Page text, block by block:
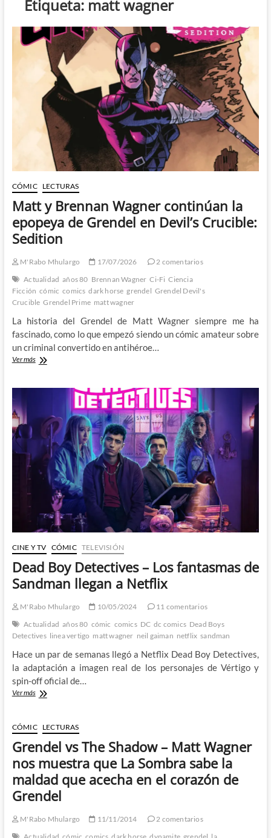
Etiqueta: matt wagner
CÓMIC LECTURAS
Matt y Brennan Wagner continúan la
epopeya de Grendel en Devil’s Crucible:
Sedition
M'Rabo Mhulargo 17/07/2026
2 comentarios
Actualidad años 80 Brennan Wagner Ci-Fi Ciencia
Ficción cómic comics dark horse grendel Grendel Devil's
Crucible Grendel Prime matt wagner
La historia del Grendel de Matt Wagner siempre me ha
fascinado, como lo que empezó siendo un cómic amateur sobre
un criminal convertido en antihéroe…
Ver másMatt
epopeya
Grendel
en
Devil’s
Crucible:
Sedition
CINE Y TV CÓMIC TELEVISIÓN
Dead Boy Detectives – Los fantasmas de
Sandman llegan a Netflix
M'Rabo Mhulargo 10/05/2024
11 comentarios
Actualidad años 80 cómic comics DC dc comics Dead Boys
Detectives linea vertigo matt wagner neil gaiman netflix sandman
Hace un par de semanas llegó a Netflix Dead Boy Detectives,
la adaptación a imagen real de los personajes de Vértigo y
spin-off oficial de…
Ver másDead
–
Los
fantasmas
Sandman
llegan
Netflix
CÓMIC LECTURAS
Grendel vs The Shadow – Matt Wagner
nos muestra que La Sombra sabe la
maldad que acecha en el corazón de
Grendel
M'Rabo Mhulargo 11/11/2014
2 comentarios